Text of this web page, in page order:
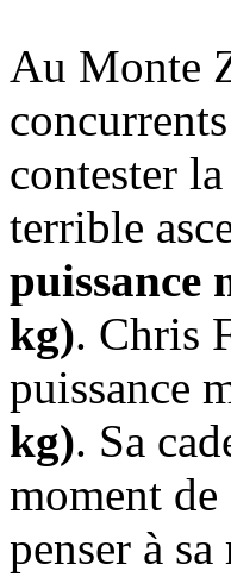
Au Monte
contester
terrible
puissance
kg). Chris
puissance
kg). Sa
moment
penser à